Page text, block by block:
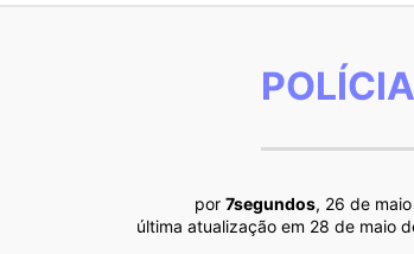
POLÍCIA
por 7segundos, 26 de
última atualização em 28 de maio